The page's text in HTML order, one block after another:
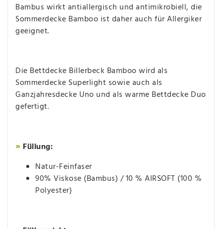
Bambus wirkt antiallergisch und antimikrobiell, die
Sommerdecke Bamboo ist daher auch für Allergiker
geeignet.
Die Bettdecke Billerbeck Bamboo wird als
Sommerdecke Superlight sowie auch als
Ganzjahresdecke Uno und als warme Bettdecke Duo
gefertigt.
» Füllung:
Natur-Feinfaser
90% Viskose (Bambus) / 10 % AIRSOFT (100 %
Polyester)